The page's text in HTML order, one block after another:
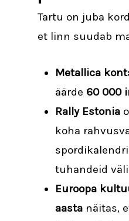
Tartu on juba
et linn suudab
Metallica
äärde 60 000
Rally Estonia
koha
tuhandeid
Euroopa
aasta näitas,